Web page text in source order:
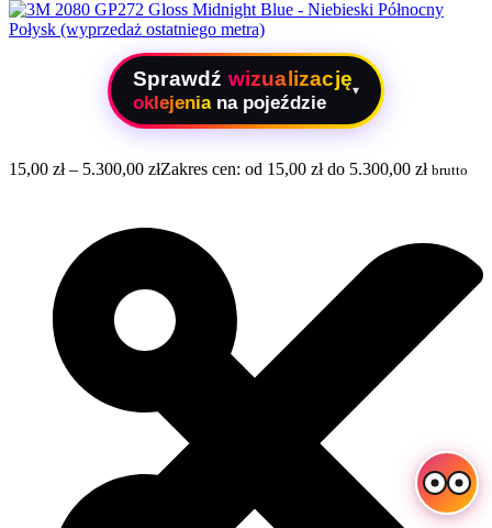
Sprawdź wizualizację
oklejenia na pojeździe
▾
15,00 zł – 5.300,00 złZakres cen: od 15,00 zł do 5.300,00 zł brutto